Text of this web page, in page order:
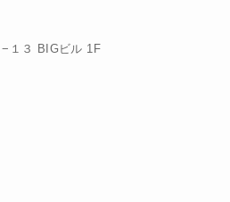
１３ BIGビル 1F